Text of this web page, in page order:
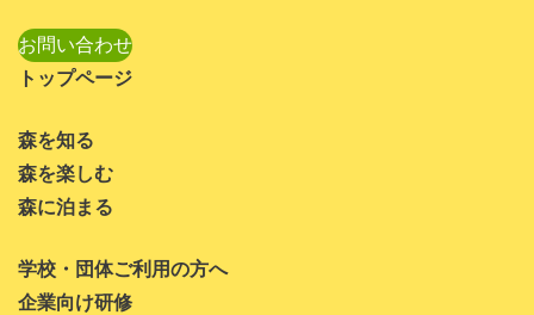
お問い合わせ
トップページ
森を知る
森を楽しむ
森に泊まる
学校・団体ご利用の方へ
企業向け研修